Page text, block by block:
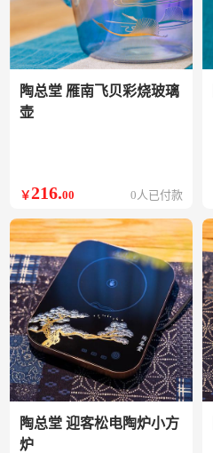
陶总堂 雁南飞贝彩烧玻璃
壶
￥216.00 0人已付款
陶总堂 迎客松电陶炉小方
炉